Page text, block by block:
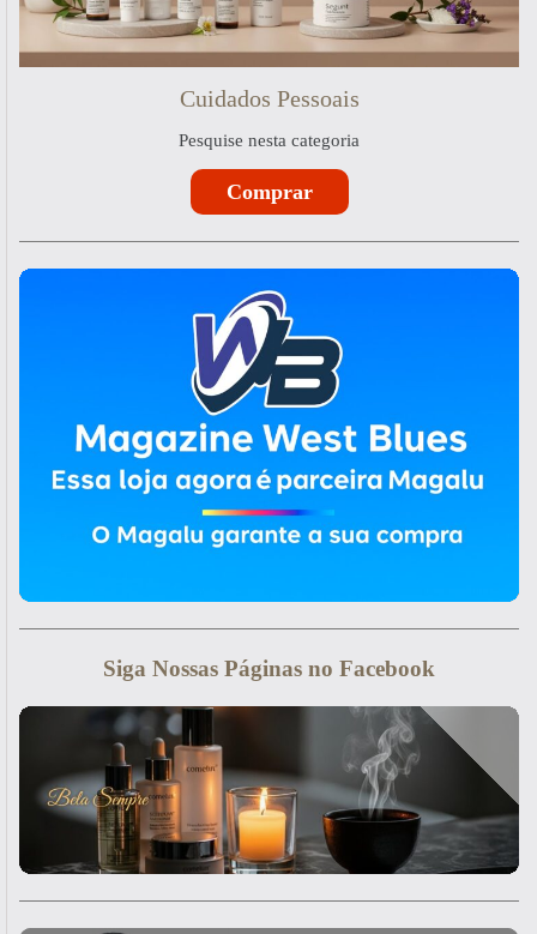
Cuidados Pessoais
Pesquise nesta categoria
Comprar
Siga Nossas Páginas no Facebook